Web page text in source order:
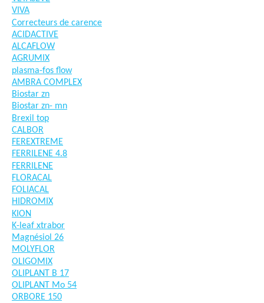
VIVA
Correcteurs de carence
ACIDACTIVE
ALCAFLOW
AGRUMIX
plasma-fos flow
AMBRA COMPLEX
Biostar zn
Biostar zn- mn
Brexil top
CALBOR
FEREXTREME
FERRILENE 4.8
FERRILENE
FLORACAL
FOLIACAL
HIDROMIX
KION
K-leaf xtrabor
Magnésiol 26
MOLYFLOR
OLIGOMIX
OLIPLANT B 17
OLIPLANT Mo 54
ORBORE 150